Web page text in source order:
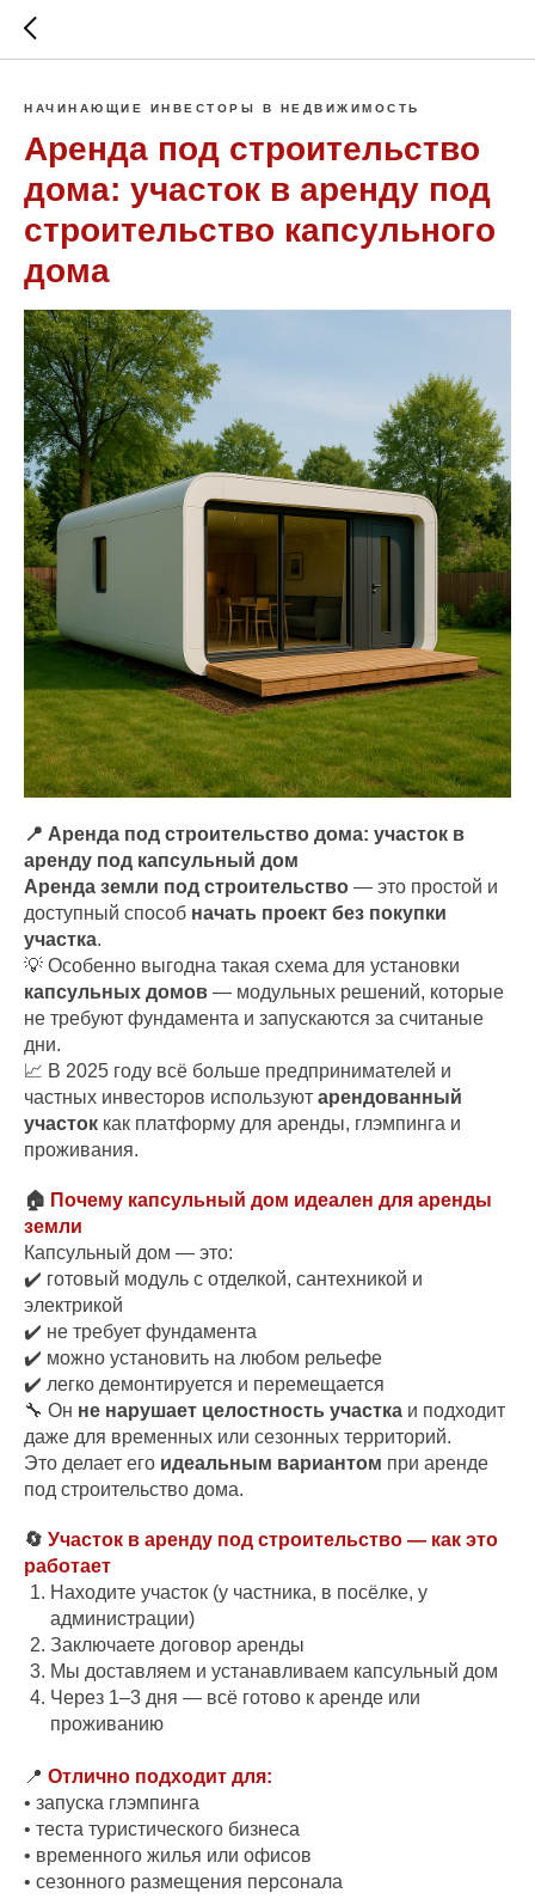
НАЧИНАЮЩИЕ ИНВЕСТОРЫ В НЕДВИЖИМОСТЬ
Аренда под строительство
дома: участок в аренду под
строительство капсульного
дома
📍 Аренда под строительство дома: участок в
аренду под капсульный дом
Аренда земли под строительство — это простой и
доступный способ начать проект без покупки
участка.
💡 Особенно выгодна такая схема для установки
капсульных домов — модульных решений, которые
не требуют фундамента и запускаются за считаные
дни.
📈 В 2025 году всё больше предпринимателей и
частных инвесторов используют арендованный
участок как платформу для аренды, глэмпинга и
проживания.
🏠 Почему капсульный дом идеален для аренды
земли
Капсульный дом — это:
✔️ готовый модуль с отделкой, сантехникой и
электрикой
✔️ не требует фундамента
✔️ можно установить на любом рельефе
✔️ легко демонтируется и перемещается
🔧 Он не нарушает целостность участка и подходит
даже для временных или сезонных территорий.
Это делает его идеальным вариантом при аренде
под строительство дома.
🔄 Участок в аренду под строительство — как это
работает
Находите участок (у частника, в посёлке, у
администрации)
Заключаете договор аренды
Мы доставляем и устанавливаем капсульный дом
Через 1–3 дня — всё готово к аренде или
проживанию
📍 Отлично подходит для:
• запуска глэмпинга
• теста туристического бизнеса
• временного жилья или офисов
• сезонного размещения персонала